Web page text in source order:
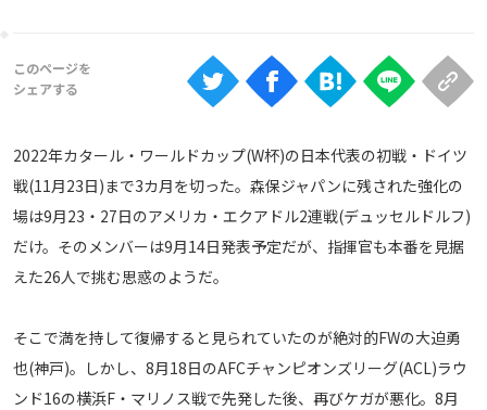
ABEMAの視聴について
Android
Web
TV
2022年カタール・ワールドカップ(W杯)の日本代表の初戦・ドイツ
戦(11月23日)まで3カ月を切った。森保ジャパンに残された強化の
場は9月23・27日のアメリカ・エクアドル2連戦(デュッセルドルフ)
だけ。そのメンバーは9月14日発表予定だが、指揮官も本番を見据
えた26人で挑む思惑のようだ。
そこで満を持して復帰すると見られていたのが絶対的FWの大迫勇
也(神戸)。しかし、8月18日のAFCチャンピオンズリーグ(ACL)ラウ
ンド16の横浜F・マリノス戦で先発した後、再びケガが悪化。8月